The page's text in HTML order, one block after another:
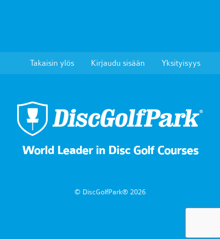
Takaisin ylös Kirjaudu sisään Yksityisyys
World Leader in Disc Golf Courses
© DiscGolfPark® 2026